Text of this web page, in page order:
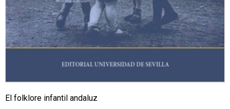
El folklore infantil andaluz